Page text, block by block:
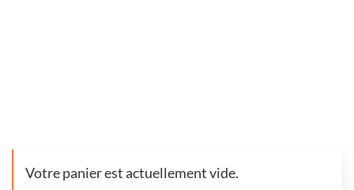
Votre panier est actuellement vide.